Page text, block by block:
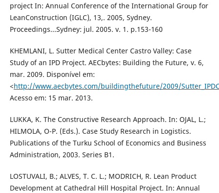
project In: Annual Conference of the International Group for
LeanConstruction (IGLC), 13,. 2005, Sydney.
Proceedings...Sydney: jul. 2005. v. 1. p.153-160
KHEMLANI, L. Sutter Medical Center Castro Valley: Case
Study of an IPD Project. AECbytes: Building the Future, v. 6,
mar. 2009. Disponível em:
<http://www.aecbytes.com/buildingthefuture/2009/
Acesso em: 15 mar. 2013.
LUKKA, K. The Constructive Research Approach. In: OJAL, L.;
HILMOLA, O-P. (Eds.). Case Study Research in Logistics.
Publications of the Turku School of Economics and Business
Administration, 2003. Series B1.
LOSTUVALI, B.; ALVES, T. C. L.; MODRICH, R. Lean Product
Development at Cathedral Hill Hospital Project. In: Annual